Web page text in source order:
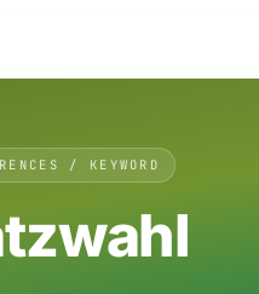
/ KEYWORD